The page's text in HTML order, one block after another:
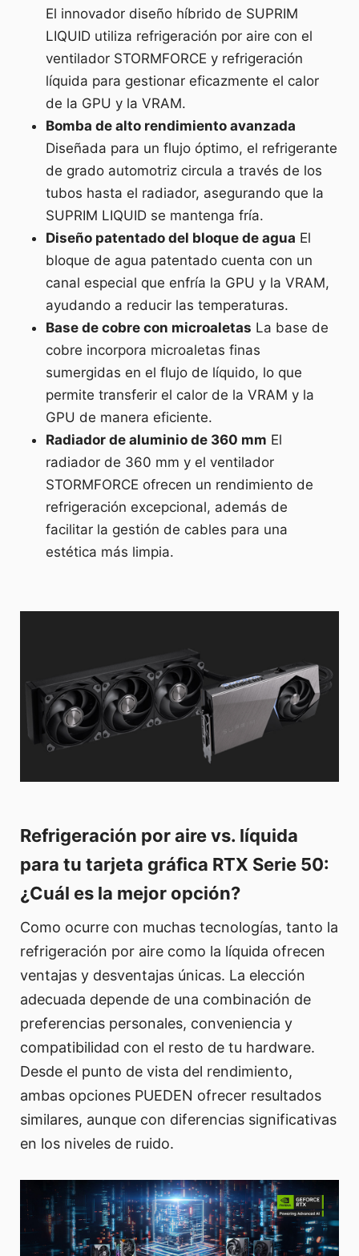
El innovador diseño híbrido de SUPRIM
LIQUID utiliza refrigeración por aire con el
ventilador STORMFORCE y refrigeración
líquida para gestionar eficazmente el calor
de la GPU y la VRAM.
Bomba de alto rendimiento avanzada
Diseñada para un flujo óptimo, el refrigerante
de grado automotriz circula a través de los
tubos hasta el radiador, asegurando que la
SUPRIM LIQUID se mantenga fría.
Diseño patentado del bloque de agua El
bloque de agua patentado cuenta con un
canal especial que enfría la GPU y la VRAM,
ayudando a reducir las temperaturas.
Base de cobre con microaletas La base de
cobre incorpora microaletas finas
sumergidas en el flujo de líquido, lo que
permite transferir el calor de la VRAM y la
GPU de manera eficiente.
Radiador de aluminio de 360 mm El
radiador de 360 mm y el ventilador
STORMFORCE ofrecen un rendimiento de
refrigeración excepcional, además de
facilitar la gestión de cables para una
estética más limpia.
Refrigeración por aire vs. líquida
para tu tarjeta gráfica RTX Serie 50:
¿Cuál es la mejor opción?
Como ocurre con muchas tecnologías, tanto la
refrigeración por aire como la líquida ofrecen
ventajas y desventajas únicas. La elección
adecuada depende de una combinación de
preferencias personales, conveniencia y
compatibilidad con el resto de tu hardware.
Desde el punto de vista del rendimiento,
ambas opciones PUEDEN ofrecer resultados
similares, aunque con diferencias significativas
en los niveles de ruido.